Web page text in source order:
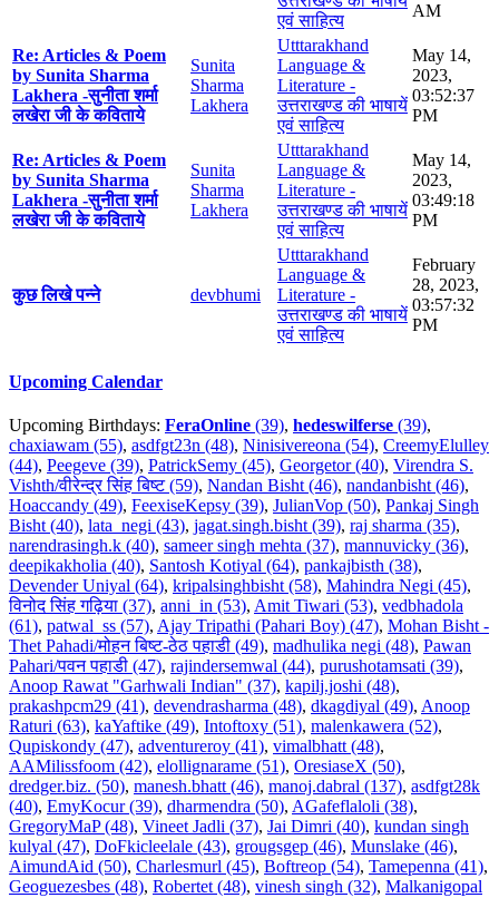
एवं साहित्य
AM
Re: Articles & Poem
by Sunita Sharma
Lakhera -सुनीता शर्मा
लखेरा जी के कविताये
Sunita
Sharma
Lakhera
Utttarakhand
Language &
Literature -
उत्तराखण्ड की भाषायें
एवं साहित्य
May 14,
2023,
03:52:37
PM
Re: Articles & Poem
by Sunita Sharma
Lakhera -सुनीता शर्मा
लखेरा जी के कविताये
Sunita
Sharma
Lakhera
Utttarakhand
Language &
Literature -
उत्तराखण्ड की भाषायें
एवं साहित्य
May 14,
2023,
03:49:18
PM
कुछ लिखे पन्ने devbhumi
Utttarakhand
Language &
Literature -
उत्तराखण्ड की भाषायें
एवं साहित्य
February
28, 2023,
03:57:32
PM
Upcoming Calendar
Upcoming Birthdays: FeraOnline (39), hedeswilferse (39),
chaxiawam (55), asdfgt23n (48), Ninisivereona (54), CreemyElulley
(44), Peegeve (39), PatrickSemy (45), Georgetor (40), Virendra S.
Vishth/वीरेन्द्र सिंह बिष्ट (59), Nandan Bisht (46), nandanbisht (46),
Hoaccandy (49), FeexiseKepsy (39), JulianVop (50), Pankaj Singh
Bisht (40), lata_negi (43), jagat.singh.bisht (39), raj sharma (35),
narendrasingh.k (40), sameer singh mehta (37), mannuvicky (36),
deepikakholia (40), Santosh Kotiyal (64), pankajbisth (38),
Devender Uniyal (64), kripalsinghbisht (58), Mahindra Negi (45),
विनोद सिंह गढ़िया (37), anni_in (53), Amit Tiwari (53), vedbhadola
(61), patwal_ss (57), Ajay Tripathi (Pahari Boy) (47), Mohan Bisht -
Thet Pahadi/मोहन बिष्ट-ठेठ पहाडी (49), madhulika negi (48), Pawan
Pahari/पवन पहाडी (47), rajindersemwal (44), purushotamsati (39),
Anoop Rawat "Garhwali Indian" (37), kapilj.joshi (48),
prakashpcm29 (41), devendrasharma (48), dkagdiyal (49), Anoop
Raturi (63), kaYaftike (49), Intoftoxy (51), malenkawera (52),
Qupiskondy (47), adventureroy (41), vimalbhatt (48),
AAMilissfoom (42), elollignarame (51), OresiaseX (50),
dredger.biz. (50), manesh.bhatt (46), manoj.dabral (137), asdfgt28k
(40), EmyKocur (39), dharmendra (50), AGafeflaloli (38),
GregoryMaP (48), Vineet Jadli (37), Jai Dimri (40), kundan singh
kulyal (47), DoFkicleelale (43), grougsgep (46), Munslake (46),
AimundAid (50), Charlesmurl (45), Boftreop (54), Tamepenna (41),
Geoguezesbes (48), Robertet (48), vinesh singh (32), Malkanigopal